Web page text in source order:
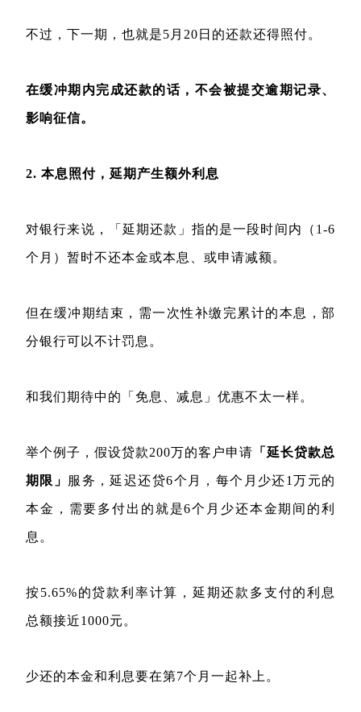
不过，下一期，也就是5月20日的还款还得照付。
在缓冲期内完成还款的话，不会被提交逾期记录、
影响征信。
2. 本息照付，延期产生额外利息
对银行来说，「延期还款」指的是一段时间内（1-6
个月）暂时不还本金或本息、或申请减额。
但在缓冲期结束，需一次性补缴完累计的本息，部
分银行可以不计罚息。
和我们期待中的「免息、减息」优惠不太一样。
举个例子，假设贷款200万的客户申请 「延长贷款总
期限」 服务，延迟还贷6个月，每个月少还1万元的
本金，需要多付出的就是6个月少还本金期间的利
息。
按5.65%的贷款利率计算，延期还款多支付的利息
总额接近1000元。
少还的本金和利息要在第7个月一起补上。